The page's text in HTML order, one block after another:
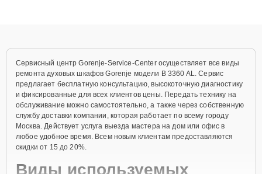
Сервисный центр Gorenje-Service-Center осуществляет все виды
ремонта духовых шкафов Gorenje модели B 3360 AL. Сервис
предлагает бесплатную консультацию, высокоточную диагностику
и фиксированные для всех клиентов цены. Передать технику на
обслуживание можно самостоятельно, а также через собственную
службу доставки компании, которая работает по всему городу
Москва. Действует услуга выезда мастера на дом или офис в
любое удобное время. Всем новым клиентам предоставляются
скидки от 15 до 20%.
Виды используемых